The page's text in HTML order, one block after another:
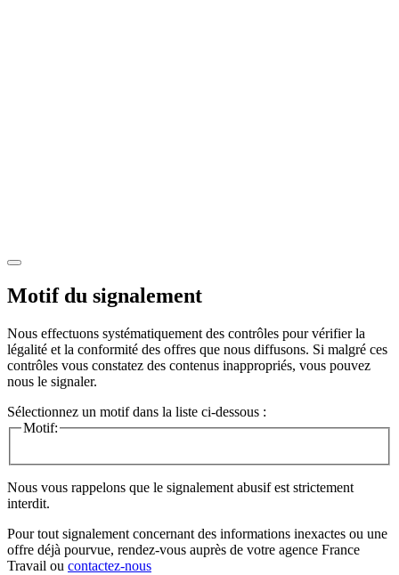
Motif du signalement
Nous effectuons systématiquement des contrôles pour vérifier la
légalité et la conformité des offres que nous diffusons. Si malgré ces
contrôles vous constatez des contenus inappropriés, vous pouvez
nous le signaler.
Sélectionnez un motif dans la liste ci-dessous :
Motif:
Nous vous rappelons que le signalement abusif est strictement
interdit.
Pour tout signalement concernant des informations inexactes ou une
offre déjà pourvue, rendez-vous auprès de votre agence France
Travail ou contactez-nous